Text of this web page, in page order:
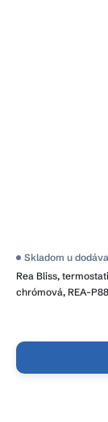
Rea Bliss,
chrómová, REA-
Skladom u